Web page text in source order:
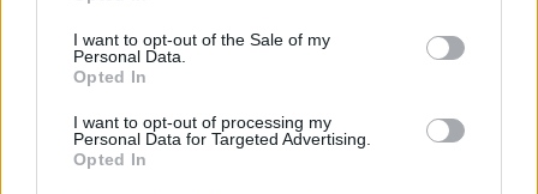
use your data for below specified purposes in below Google
consent section.
I want to opt-out of the Sale of my
Personal Data.
Opted In
I want to opt-out of processing my
Personal Data for Targeted Advertising.
Opted In